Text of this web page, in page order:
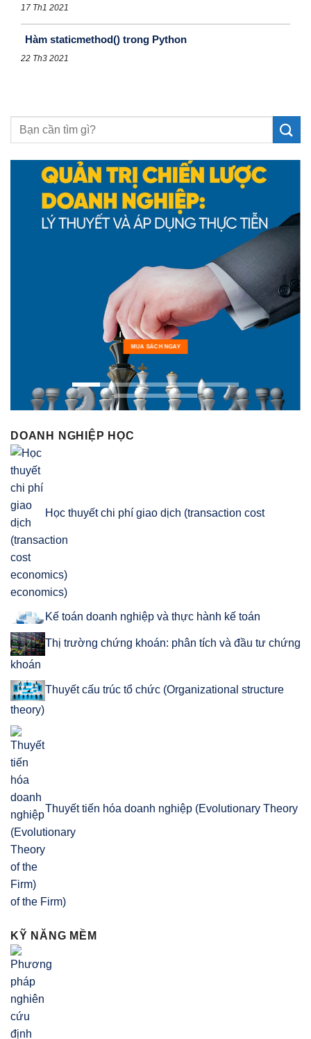
17 Th1 2021
Hàm staticmethod() trong Python
22 Th3 2021
DOANH NGHIỆP HỌC
Học thuyết chi phí giao dịch (transaction cost
economics)
Kế toán doanh nghiệp và thực hành kế toán
Thị trường chứng khoán: phân tích và đầu tư chứng
khoán
Thuyết cấu trúc tổ chức (Organizational structure
theory)
Thuyết tiến hóa doanh nghiệp (Evolutionary Theory
of the Firm)
KỸ NĂNG MỀM